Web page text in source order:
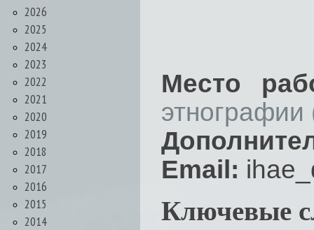
2026
2025
2024
2023
2022
2021
2020
2019
2018
2017
2016
2015
2014
Место
Email:
Ключевые